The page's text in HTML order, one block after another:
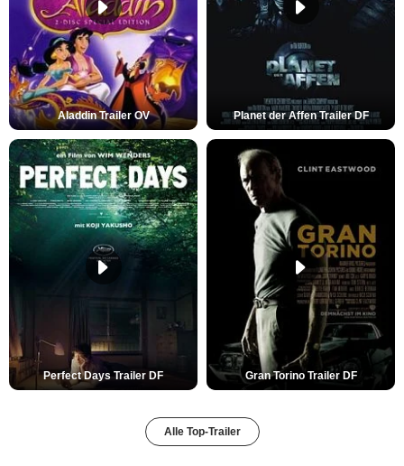
Aladdin Trailer OV Planet der Affen Trailer DF
Perfect Days Trailer DF Gran Torino Trailer DF
Alle Top-Trailer